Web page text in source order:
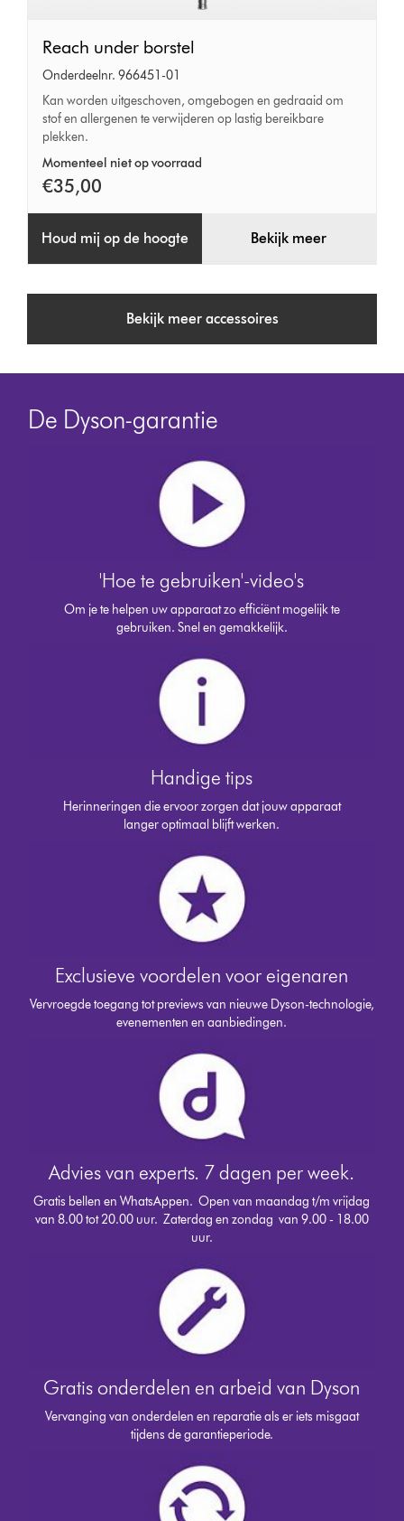
Reach
under
borstel
Reach under borstel
Onderdeelnr. 966451-01
Kan worden uitgeschoven, omgebogen en gedraaid om
stof en allergenen te verwijderen op lastig bereikbare
plekken.
Momenteel niet op voorraad
€35,00
Houd mij op de hoogte Bekijk meer
Bekijk meer accessoires
De Dyson-garantie
'Hoe te gebruiken'-video's
Om je te helpen uw apparaat zo efficiënt mogelijk te
gebruiken. Snel en gemakkelijk.
Handige tips
Herinneringen die ervoor zorgen dat jouw apparaat
langer optimaal blijft werken.
Exclusieve voordelen voor eigenaren
Vervroegde toegang tot previews van nieuwe Dyson-technologie,
evenementen en aanbiedingen.
Advies van experts. 7 dagen per week.
Gratis bellen en WhatsAppen.Open van maandag t/m vrijdag
van 8.00 tot 20.00 uur. Zaterdag en zondag van 9.00 - 18.00
uur.
Gratis onderdelen en arbeid van Dyson
Vervanging van onderdelen en reparatie als er iets misgaat
tijdens de garantieperiode.